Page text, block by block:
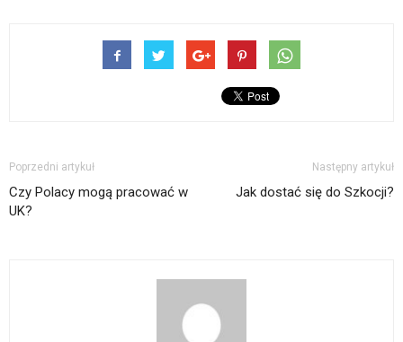
Poprzedni artykuł
Czy Polacy mogą pracować w
UK?
Następny artykuł
Jak dostać się do Szkocji?